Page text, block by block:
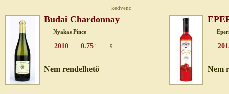
kedvenc
Budai Chardonnay
Nyakas Pince
2010 0.75 l 9
Nem rendelhető Nem